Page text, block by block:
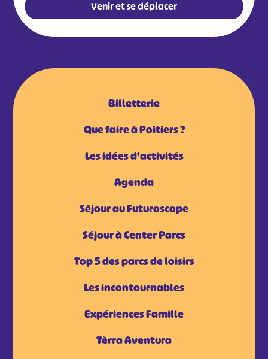
Venir et se déplacer
Billetterie
Que faire à Poitiers ?
Les idées d'activités
Agenda
Séjour au Futuroscope
Séjour à Center Parcs
Top 5 des parcs de loisirs
Les incontournables
Expériences Famille
Tèrra Aventura